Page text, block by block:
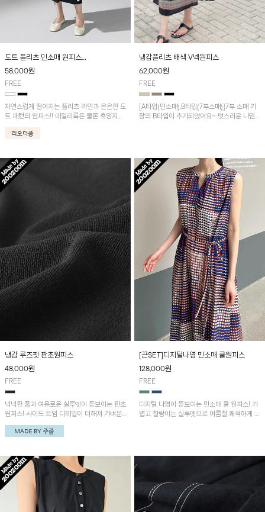
도트 플리츠 민소매 원피스
[2차 리오더중] 8/19 순차적 발송!
58,000원
FREE
자연스럽게 떨어지는 플리츠 라인과 은은한 도
트 패턴의 원피스!! 데일리룩은 물론 휴양지룩
까지 다양하게 활용하기 좋은 아이템입니다.
냉감플리츠 배색 V넥원피스
62,000원
FREE
[A타입(민소매),B타입(7부소매)]7부 소매 기
장의 B타입이 추가되었어요~ 멋스러운 나염
냉감 루즈핏 판초원피스
48,000원
FREE
넉넉한 품과 여유로운 실루엣이 돋보이는 판초
원피스! 사이드 트임 디테일이 더해져 가벼운
움직임과 세련된 포인트를 연출하며, 시원한
냉감 원단으로 한여름에도 쾌적하게 즐기기 좋
[끈SET]디지털나염 민소매 쿨원피스
128,000원
FREE
디지털 나염이 돋보이는 민소매 쿨 원피스! 가
볍고 찰랑이는 실루엣으로 여름철 쾌적하게 착